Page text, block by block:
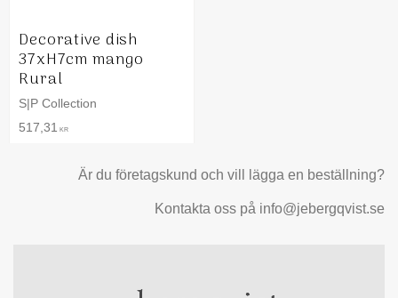
Decorative dish
37xH7cm mango
Rural
S|P Collection
517,31
KR
Är du företagskund och vill lägga en beställning?
Kontakta oss på info@jebergqvist.se